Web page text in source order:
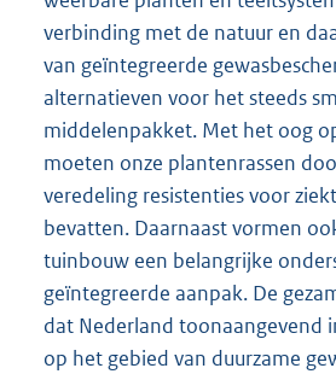
verbinding met de natuur en
van geïntegreerde
alternatieven voor het steeds
middelenpakket. Met het oog
moeten onze plantenrassen
veredeling resistenties voor
bevatten. Daarnaast vormen
tuinbouw een belangrijke
geïntegreerde aanpak. De
dat Nederland toonaangevend
op het gebied van duurzame